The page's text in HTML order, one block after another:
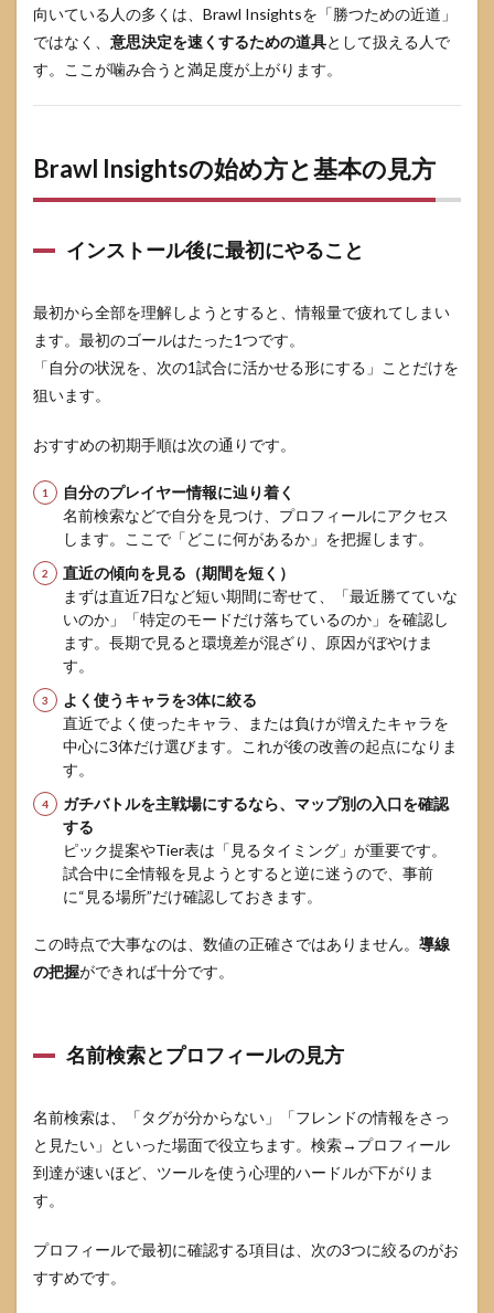
方
7.2
Brawl
計サイ
トの住
7.3
なら
この
パタ
ーン
8
Insights
ある質
8.1
ピッ
ク提
案は
手持
ちや
育成
を考
慮す
る？
8.2
スマ
ホ1台
でも
ガチ
バト
ル中
照で
き
る？
頻度
ら
い？
9
こなす
ための
向いている人の多くは、Brawl Insightsを「勝つための近道」
ではなく、 意思決定を速くするための道具として扱える人で
す。ここが噛み合うと満足度が上がります。
Brawl Insightsの始め方と基本の見方
インストール後に最初にやること
最初から全部を理解しようとすると、情報量で疲れてしまい
ます。最初のゴールはたった1つです。
「自分の状況を、次の1試合に活かせる形にする」ことだけを
狙います。
おすすめの初期手順は次の通りです。
自分のプレイヤー情報に辿り着く
名前検索などで自分を見つけ、プロフィールにアクセス
します。ここで「どこに何があるか」を把握します。
直近の傾向を見る（期間を短く）
まずは直近7日など短い期間に寄せて、「最近勝てていな
いのか」「特定のモードだけ落ちているのか」を確認し
ます。長期で見ると環境差が混ざり、原因がぼやけま
す。
よく使うキャラを3体に絞る
直近でよく使ったキャラ、または負けが増えたキャラを
中心に3体だけ選びます。これが後の改善の起点になりま
す。
ガチバトルを主戦場にするなら、マップ別の入口を確認
する
ピック提案やTier表は「見るタイミング」が重要です。
試合中に全情報を見ようとすると逆に迷うので、事前
に“見る場所”だけ確認しておきます。
この時点で大事なのは、数値の正確さではありません。 導線
の把握ができれば十分です。
名前検索とプロフィールの見方
名前検索は、「タグが分からない」「フレンドの情報をさっ
と見たい」といった場面で役立ちます。検索→プロフィール
到達が速いほど、ツールを使う心理的ハードルが下がりま
す。
プロフィールで最初に確認する項目は、次の3つに絞るのがお
すすめです。